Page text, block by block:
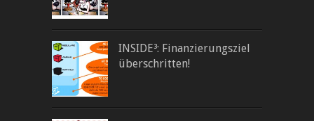
INSIDE³: Finanzierungsziel
überschritten!